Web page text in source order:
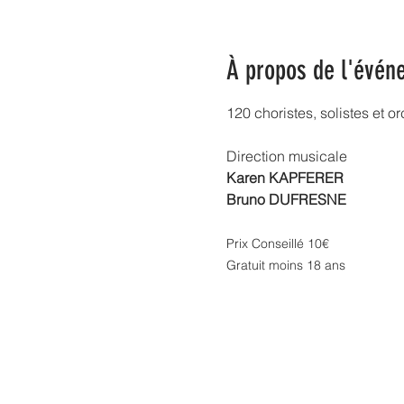
À propos de
120 choristes, solistes et
Direction musicale
Karen KAPFERER
Bruno DUFRESNE
Prix Conseillé 10€
Gratuit moins 18 ans